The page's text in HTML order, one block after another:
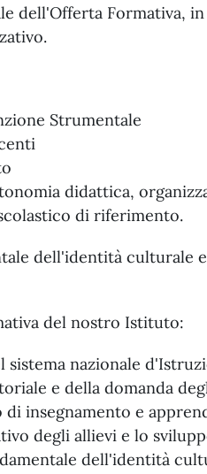
dell'Offerta Formativa,
Strumentale
didattica,
di riferimento.
dell'identità
del nostro Istituto:
nazionale
e della domanda
insegnamento e
degli allievi e lo
dell'identità